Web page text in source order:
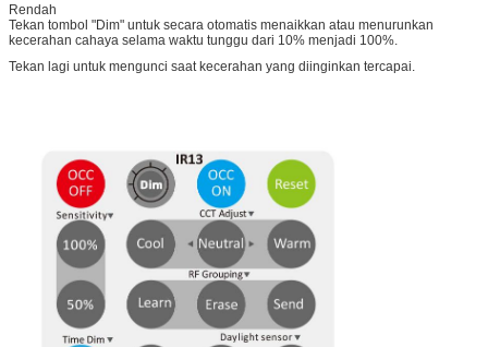
Rendah
Tekan tombol "Dim" untuk secara otomatis menaikkan atau menurunkan
kecerahan cahaya selama waktu tunggu dari 10% menjadi 100%.
Tekan lagi untuk mengunci saat kecerahan yang diinginkan tercapai.